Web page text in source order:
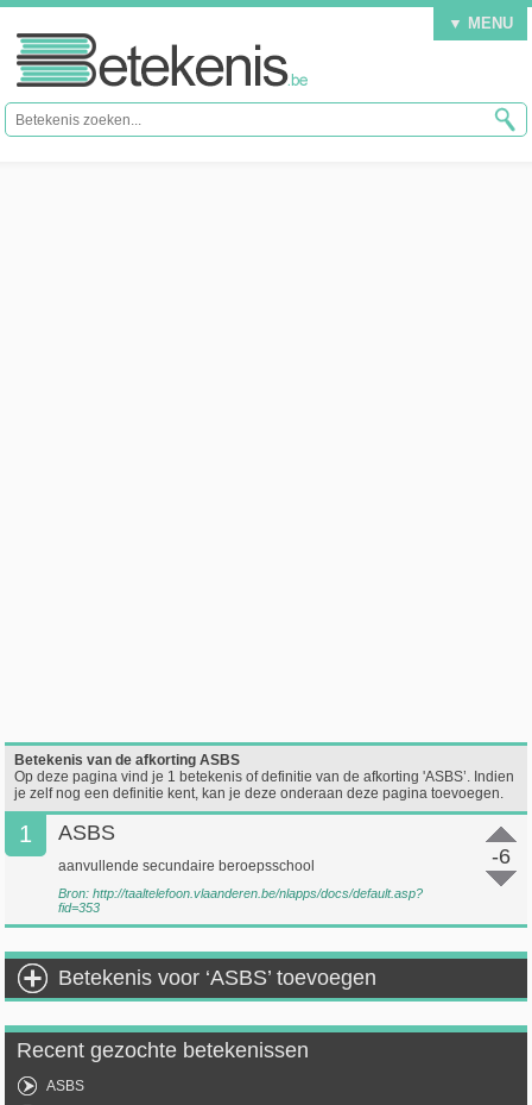
▼ MENU
Betekenis van de afkorting ASBS
Op deze pagina vind je 1 betekenis of definitie van de afkorting 'ASBS’. Indien
je zelf nog een definitie kent, kan je deze onderaan deze pagina toevoegen.
1
-6
ASBS
aanvullende secundaire beroepsschool
Bron:http://taaltelefoon.vlaanderen.be/nlapps/docs/default.asp?
fid=353
Betekenis voor ‘ASBS’ toevoegen
Recent gezochte betekenissen
ASBS